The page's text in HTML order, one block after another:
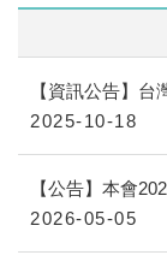
【資訊公告】
2025-10-18
【公告】本會
2026-05-05